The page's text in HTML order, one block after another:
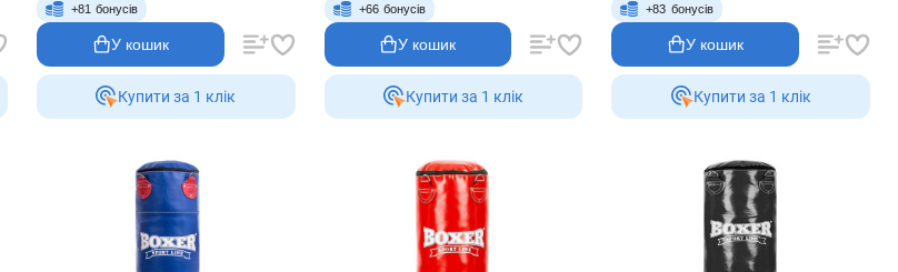
+81 бонусів
У кошик
Купити за 1 клiк
+66 бонусів
У кошик
Купити за 1 клiк
+83 бонусів
У кошик
Купити за 1 клiк